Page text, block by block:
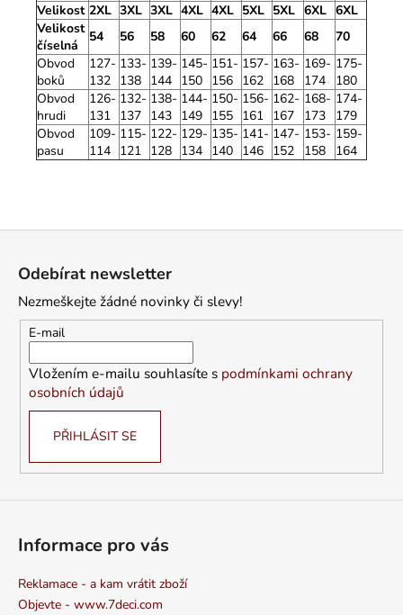
Velikost 2XL 3XL 3XL 4XL 4XL 5XL 5XL 6XL 6XL
Velikost
číselná
54 56 58 60 62 64 66 68
70
Obvod
boků
127-
132
133-
138
139-
144
145-
150
151-
156
157-
162
163-
168
169-
174
175-
180
Obvod
hrudi
126-
131
132-
137
138-
143
144-
149
150-
155
156-
161
162-
167
168-
173
174-
179
Obvod
pasu
109-
114
115-
121
122-
128
129-
134
135-
140
141-
146
147-
152
153-
158
159-
164
Odebírat newsletter
Nezmeškejte žádné novinky či slevy!
E-mail
Vložením e-mailu souhlasíte s podmínkami ochrany
osobních údajů
PŘIHLÁSIT SE
Informace pro vás
Reklamace - a kam vrátit zboží
Objevte - www.7deci.com